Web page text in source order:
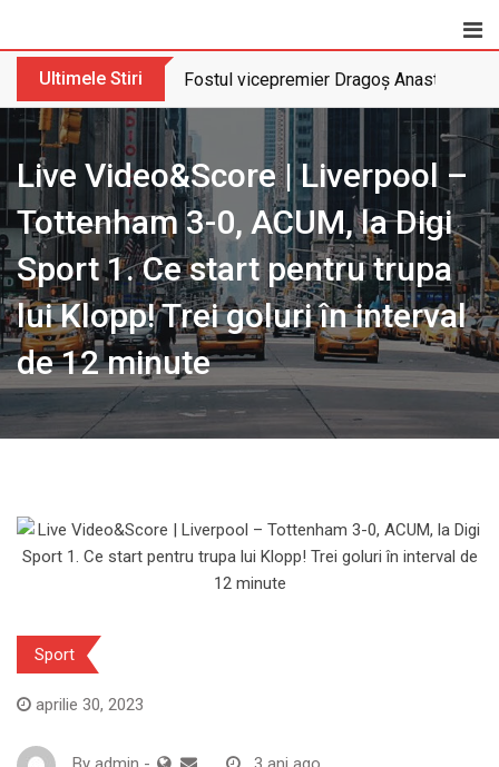
Ultimele Stiri Fostul vicepremier Dragoș Anastasiu
Live Video&Score | Liverpool –
Tottenham 3-0, ACUM, la Digi
Sport 1. Ce start pentru trupa
lui Klopp! Trei goluri în interval
de 12 minute
Sport
aprilie 30, 2023